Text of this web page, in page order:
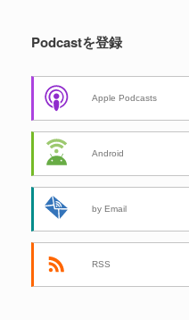
Podcastを登録
Apple Podcasts
Android
by Email
RSS